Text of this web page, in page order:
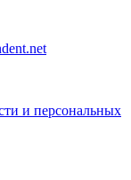
и персональных